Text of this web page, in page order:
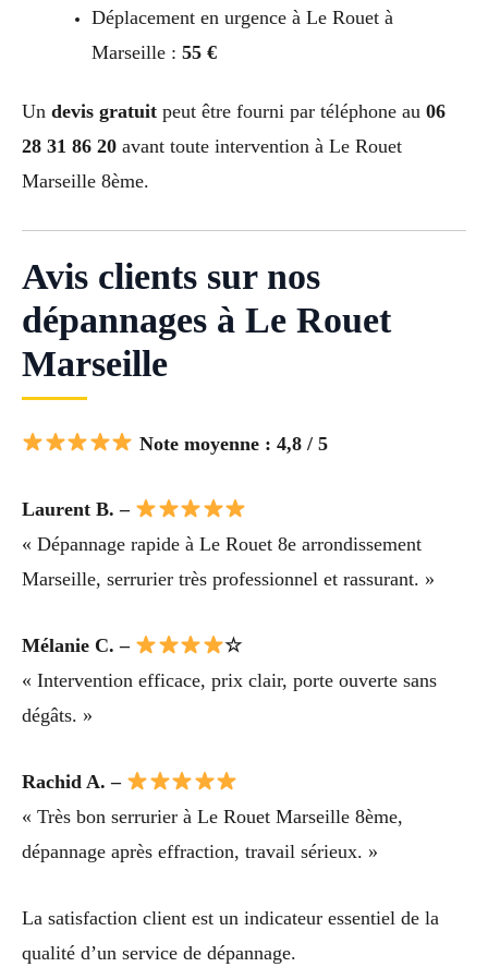
Déplacement en urgence à Le Rouet à
Marseille : 55 €
Un devis gratuit peut être fourni par téléphone au 06
28 31 86 20 avant toute intervention à Le Rouet
Marseille 8ème.
Avis clients sur nos
dépannages à Le Rouet
Marseille
Note moyenne : 4,8 / 5
Laurent B. –
« Dépannage rapide à Le Rouet 8e arrondissement
Marseille, serrurier très professionnel et rassurant. »
Mélanie C. –
☆
« Intervention efficace, prix clair, porte ouverte sans
dégâts. »
Rachid A. –
« Très bon serrurier à Le Rouet Marseille 8ème,
dépannage après effraction, travail sérieux. »
La satisfaction client est un indicateur essentiel de la
qualité d’un service de dépannage.